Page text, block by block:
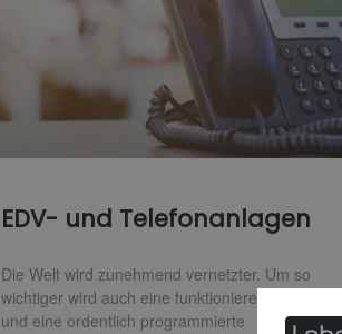
EDV- und Telefonanlagen
Die Welt wird zunehmend vernetzter. Um so
wichtiger wird auch eine funktionierende EDV
und eine ordentlich programmierte